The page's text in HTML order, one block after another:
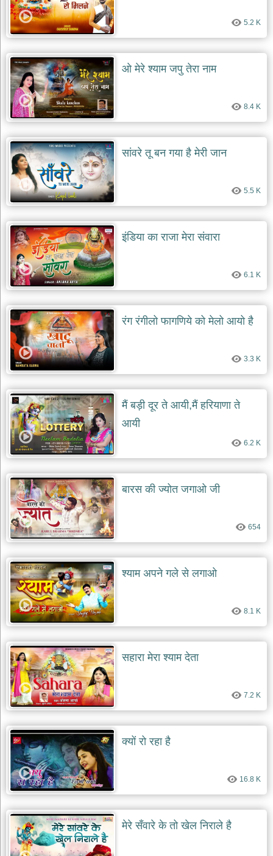
बावा
लाल
दयाल
भजन
bawa
lal
dayal
bhajans
शनि
देव
भजन
shani
dev
bhajans
आज
का
भजन
bhajan
of
the
day
भजन
जोड़ें
add
5.2 K
ओ मेरे श्याम जपु तेरा नाम
8.4 K
सांवरे तू बन गया है मेरी जान
5.5 K
इंडिया का राजा मेरा संवारा
6.1 K
रंग रंगीलो फागणिये को मेलो आयो है
3.3 K
मैं बड़ी दूर ते आयी,मैं हरियाणा ते
आयी
6.2 K
बारस की ज्योत जगाओ जी
654
श्याम अपने गले से लगाओ
8.1 K
सहारा मेरा श्याम देता
7.2 K
क्यों रो रहा है
16.8 K
मेरे सँवारे के तो खेल निराले है